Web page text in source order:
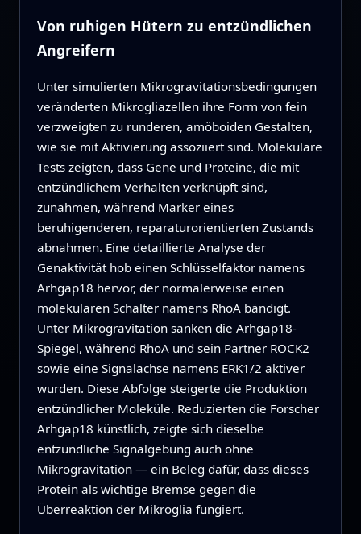
Von ruhigen Hütern zu entzündlichen
Angreifern
Unter simulierten Mikrogravitationsbedingungen
veränderten Mikrogliazellen ihre Form von fein
verzweigten zu runderen, amöboiden Gestalten,
wie sie mit Aktivierung assoziiert sind. Molekulare
Tests zeigten, dass Gene und Proteine, die mit
entzündlichem Verhalten verknüpft sind,
zunahmen, während Marker eines
beruhigenderen, reparaturorientierten Zustands
abnahmen. Eine detaillierte Analyse der
Genaktivität hob einen Schlüsselfaktor namens
Arhgap18 hervor, der normalerweise einen
molekularen Schalter namens RhoA bändigt.
Unter Mikrogravitation sanken die Arhgap18-
Spiegel, während RhoA und sein Partner ROCK2
sowie eine Signalachse namens ERK1/2 aktiver
wurden. Diese Abfolge steigerte die Produktion
entzündlicher Moleküle. Reduzierten die Forscher
Arhgap18 künstlich, zeigte sich dieselbe
entzündliche Signalgebung auch ohne
Mikrogravitation — ein Beleg dafür, dass dieses
Protein als wichtige Bremse gegen die
Überreaktion der Mikroglia fungiert.